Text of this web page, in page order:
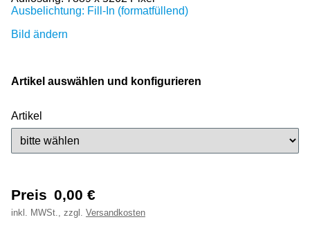
Ausbelichtung: Fill-In (formatfüllend)
Bild ändern
Artikel auswählen und konfigurieren
Artikel
Preis 0,00 €
inkl. MWSt., zzgl. Versandkosten